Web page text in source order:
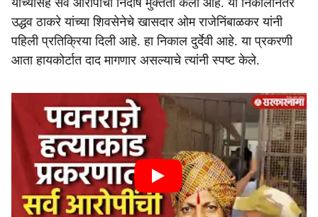
यांच्यासह सर्व आरोपींची निर्दोष मुक्तता केली आहे. या निकालानंतर
उद्धव ठाकरे यांच्या शिवसेनेचे खासदार ओम राजेनिंबाळकर यांनी
पहिली प्रतिक्रिया दिली आहे. हा निकाल दुर्देवी आहे. या प्रकरणी
आता हायकोर्टात दाद मागणार असल्याचे त्यांनी स्पष्ट केले.